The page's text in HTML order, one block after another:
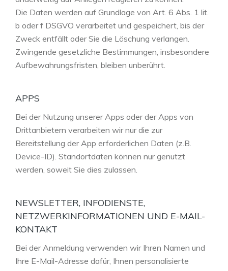
Die Daten werden auf Grundlage von Art. 6 Abs. 1 lit.
b oder f DSGVO verarbeitet und gespeichert, bis der
Zweck entfällt oder Sie die Löschung verlangen.
Zwingende gesetzliche Bestimmungen, insbesondere
Aufbewahrungsfristen, bleiben unberührt.
APPS
Bei der Nutzung unserer Apps oder der Apps von
Drittanbietern verarbeiten wir nur die zur
Bereitstellung der App erforderlichen Daten (z.B.
Device-ID). Standortdaten können nur genutzt
werden, soweit Sie dies zulassen.
NEWSLETTER, INFODIENSTE,
NETZWERKINFORMATIONEN UND E-MAIL-
KONTAKT
Bei der Anmeldung verwenden wir Ihren Namen und
Ihre E-Mail-Adresse dafür, Ihnen personalisierte